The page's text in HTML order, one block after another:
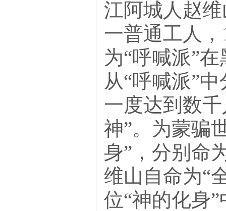
江阿城人赵
一普通工人
为“呼喊派”
从“呼喊派”
一度达到数
神”。为蒙骗
身”，分别命
维山自命为“
位“神的化身